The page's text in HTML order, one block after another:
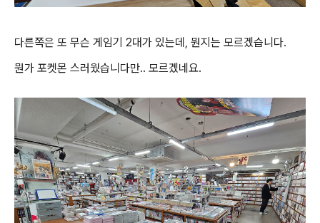
다른쪽은 또 무슨 게임기 2대가 있는데, 뭔지는 모르겠습니다.
뭔가 포켓몬 스러웠습니다만.. 모르겠네요.